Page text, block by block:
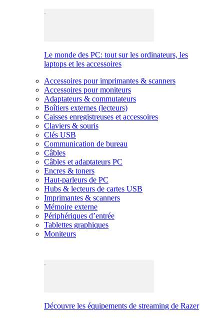
Le monde des PC: tout sur les ordinateurs, les
laptops et les accessoires
Accessoires pour imprimantes & scanners
Accessoires pour moniteurs
Adaptateurs & commutateurs
Boîtiers externes (lecteurs)
Caisses enregistreuses et accessoires
Claviers & souris
Clés USB
Communication de bureau
Câbles
Câbles et adaptateurs PC
Encres & toners
Haut-parleurs de PC
Hubs & lecteurs de cartes USB
Imprimantes & scanners
Mémoire externe
Périphériques d’entrée
Tablettes graphiques
Moniteurs
Découvre les équipements de streaming de Razer